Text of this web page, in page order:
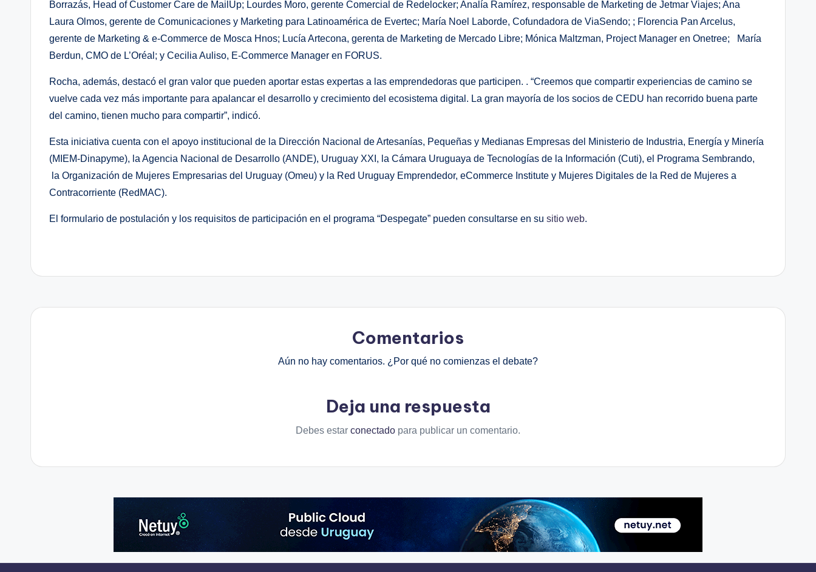
Borrazás, Head of Customer Care de MailUp; Lourdes Moro, gerente Comercial de Redelocker; Analía Ramírez, responsable de Marketing de Jetmar Viajes; Ana
Laura Olmos, gerente de Comunicaciones y Marketing para Latinoamérica de Evertec; María Noel Laborde, Cofundadora de ViaSendo; ; Florencia Pan Arcelus,
gerente de Marketing & e-Commerce de Mosca Hnos; Lucía Artecona, gerenta de Marketing de Mercado Libre; Mónica Maltzman, Project Manager en Onetree; María
Berdun, CMO de L’Oréal; y Cecilia Auliso, E-Commerce Manager en FORUS.
Rocha, además, destacó el gran valor que pueden aportar estas expertas a las emprendedoras que participen. . “Creemos que compartir experiencias de camino se
vuelve cada vez más importante para apalancar el desarrollo y crecimiento del ecosistema digital. La gran mayoría de los socios de CEDU han recorrido buena parte
del camino, tienen mucho para compartir”, indicó.
Esta iniciativa cuenta con el apoyo institucional de la Dirección Nacional de Artesanías, Pequeñas y Medianas Empresas del Ministerio de Industria, Energía y Minería
(MIEM-Dinapyme), la Agencia Nacional de Desarrollo (ANDE), Uruguay XXI, la Cámara Uruguaya de Tecnologías de la Información (Cuti), el Programa Sembrando,
la Organización de Mujeres Empresarias del Uruguay (Omeu) y la Red Uruguay Emprendedor, eCommerce Institute y Mujeres Digitales de la Red de Mujeres a
Contracorriente (RedMAC).
El formulario de postulación y los requisitos de participación en el programa “Despegate” pueden consultarse en su sitio web.
Comentarios
Aún no hay comentarios. ¿Por qué no comienzas el debate?
Deja una respuesta
Debes estar conectado para publicar un comentario.